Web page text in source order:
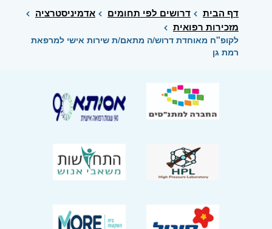
דף הבית דרושים לפי תחומים
אדמיניסטרציה
מזכירות רפואית
לקופ"ח מאוחדת דרוש/ה מתאם/ת שירות אישי למרפאת
רמת גן